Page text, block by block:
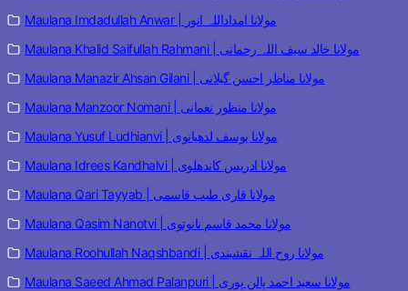
Maulana Imdadullah Anwar | مولانا امداداللہ انور
Maulana Khalid Saifullah Rahmani | مولانا خالد سیف اللہ رحمانی
Maulana Manazir Ahsan Gilani | مولانا مناظر احسن گیلانی
Maulana Manzoor Nomani | مولانا منظور نعمانی
Maulana Yusuf Ludhianvi | مولانا یوسف لدھیانوی
Maulana Idrees Kandhalvi | مولانا ادریس کاندھلوی
Maulana Qari Tayyab | مولانا قاری طیب قاسمی
Maulana Qasim Nanotvi | مولانا محمد قاسم نانوتوی
Maulana Roohullah Naqshbandi | مولانا روح اللہ نقشبندی
Maulana Saeed Ahmad Palanpuri | مولانا سعید احمد پالن پوری